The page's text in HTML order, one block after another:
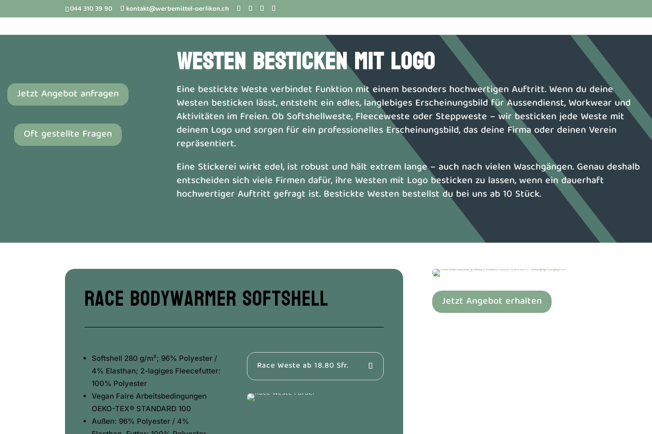
044 310 39 90 kontakt@werbemittel-oerlikon.ch
Jetzt Angebot anfragen
Oft gestellte Fragen
WESTEN BESTICKEN MIT LOGO
Eine bestickte Weste verbindet Funktion mit einem besonders hochwertigen Auftritt. Wenn du deine
Westen besticken lässt, entsteht ein edles, langlebiges Erscheinungsbild für Aussendienst, Workwear und
Aktivitäten im Freien. Ob Softshellweste, Fleeceweste oder Steppweste – wir besticken jede Weste mit
deinem Logo und sorgen für ein professionelles Erscheinungsbild, das deine Firma oder deinen Verein
repräsentiert.
Eine Stickerei wirkt edel, ist robust und hält extrem lange – auch nach vielen Waschgängen. Genau deshalb
entscheiden sich viele Firmen dafür, ihre Westen mit Logo besticken zu lassen, wenn ein dauerhaft
hochwertiger Auftritt gefragt ist. Bestickte Westen bestellst du bei uns ab 10 Stück.
Race Bodywarmer Softshell
Softshell 280 g/m²; 96% Polyester /
4% Elasthan; 2-lagiges Fleecefutter:
100% Polyester
Vegan Faire Arbeitsbedingungen
OEKO-TEX® STANDARD 100
Außen: 96% Polyester / 4%
Race Weste ab 18.80 Sfr.
Jetzt Angebot erhalten